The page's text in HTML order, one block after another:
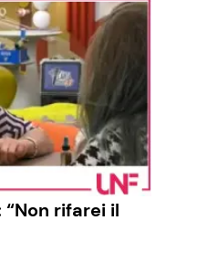
rifarei il